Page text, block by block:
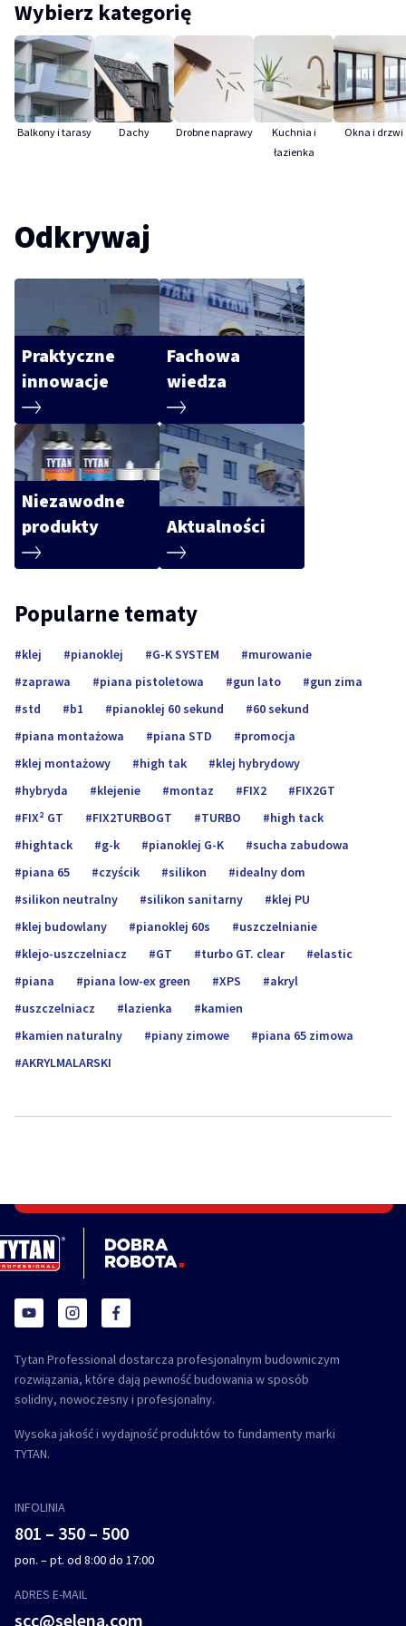
Wybierz kategorię
Balkony i tarasy Dachy Drobne naprawy
Kuchnia i
łazienka
Okna i drzwi
Odkrywaj
Praktyczne
innowacje
Fachowa
wiedza
Niezawodne
produkty
Aktualności
Popularne tematy
klej pianoklej G-K SYSTEM
murowanie
zaprawa
piana pistoletowa gun lato
gun zima
std
b1 pianoklej 60 sekund
60 sekund
piana montażowa
piana STD
promocja
klej montażowy
high tak
klej hybrydowy
hybryda
klejenie montaz FIX2
FIX2GT
FIX² GT
FIX2TURBOGT TURBO
high tack
hightack
g-k pianoklej G-K
sucha zabudowa
piana 65
czyścik silikon
idealny dom
silikon neutralny
silikon sanitarny
klej PU
klej budowlany
pianoklej 60s
uszczelnianie
klejo-uszczelniacz
GT turbo GT. clear
elastic
piana
piana low-ex green XPS
akryl
uszczelniacz
lazienka
kamien
kamien naturalny
piany zimowe
piana 65 zimowa
AKRYLMALARSKI
Tytan Professional dostarcza profesjonalnym budowniczym
rozwiązania, które dają pewność budowania w sposób
solidny, nowoczesny i profesjonalny.
Wysoka jakość i wydajność produktów to fundamenty marki
TYTAN.
INFOLINIA
801 – 350 – 500
pon. – pt. od 8:00 do 17:00
ADRES E-MAIL
scc@selena.com